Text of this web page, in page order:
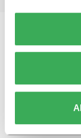
Vragen,
© 2026 -Over ons